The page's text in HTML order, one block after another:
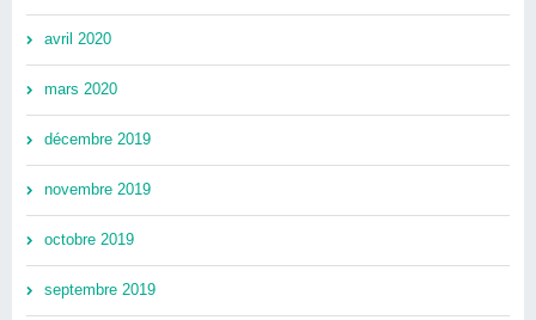
avril 2020
mars 2020
décembre 2019
novembre 2019
octobre 2019
septembre 2019